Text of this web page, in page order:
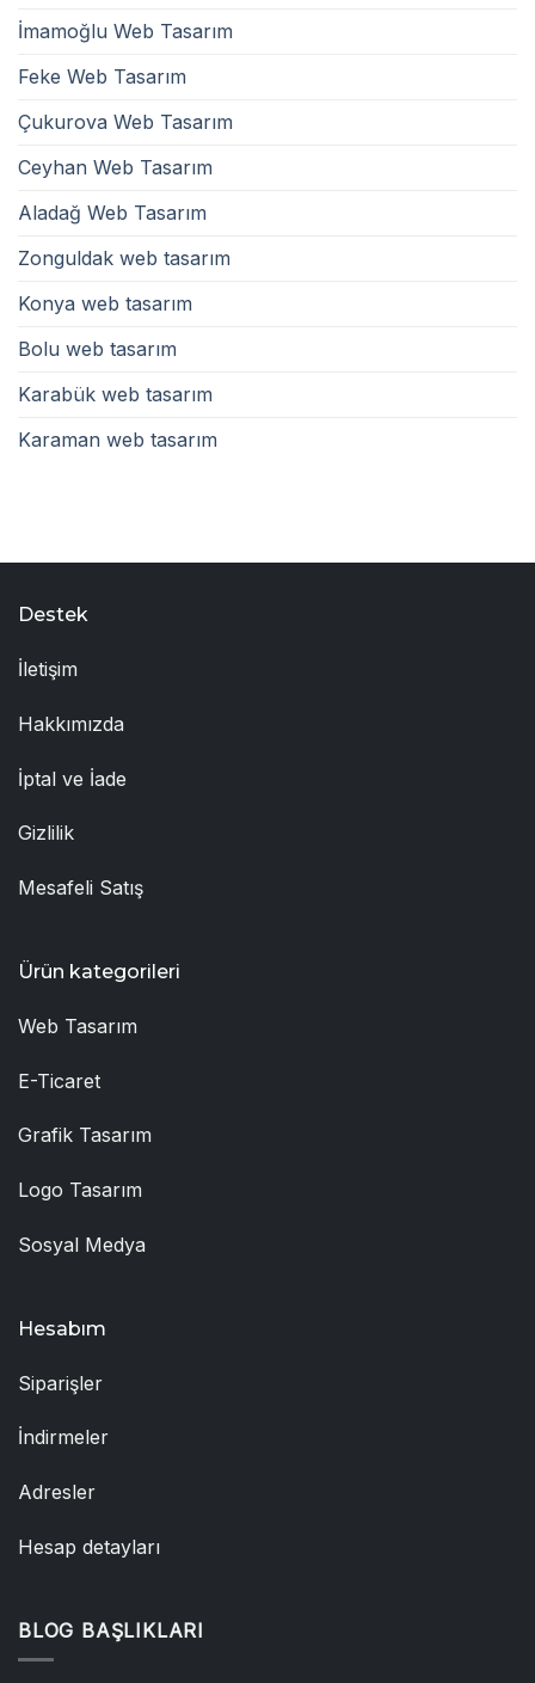
İmamoğlu Web Tasarım
Feke Web Tasarım
Çukurova Web Tasarım
Ceyhan Web Tasarım
Aladağ Web Tasarım
Zonguldak web tasarım
Konya web tasarım
Bolu web tasarım
Karabük web tasarım
Karaman web tasarım
Destek
İletişim
Hakkımızda
İptal ve İade
Gizlilik
Mesafeli Satış
Ürün kategorileri
Web Tasarım
E-Ticaret
Grafik Tasarım
Logo Tasarım
Sosyal Medya
Hesabım
Siparişler
İndirmeler
Adresler
Hesap detayları
BLOG BAŞLIKLARI